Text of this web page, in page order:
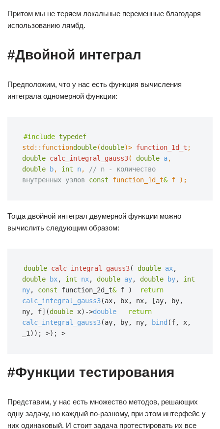
Притом мы не теряем локальные переменные благодаря
использованию лямбд.
#Двойной интеграл
Предположим, что у нас есть функция вычисления
интеграла одномерной функции:
#include typedef
std::functiondouble(double)> function_1d_t ;
double calc_integral_gauss3( double a,
double
b, int n,
// n - количество
внутренных узлов
const function_1d_t& f );
Тогда двойной интеграл двумерной функции можно
вычислить следующим образом:
double calc_integral_gauss3( double ax,
double
bx, int nx, double ay, double by,
int
ny, const function_2d_t& f )
return
calc_integral_gauss3(ax, bx, nx, [ay, by,
ny, f](double x)->double
return
calc_integral_gauss3(ay, by, ny, bind (f, x,
_1));
>); >
#Функции тестирования
Представим, у нас есть множество методов, решающих
одну задачу, но каждый по-разному, при этом интерфейс у
них одинаковый. И стоит задача протестировать их все